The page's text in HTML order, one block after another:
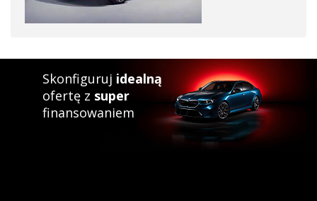
Skonfiguruj idealną
ofertę z super
finansowaniem